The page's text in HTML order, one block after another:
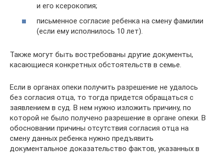
и его ксерокопия;
письменное согласие ребенка на смену фамилии
(если ему исполнилось 10 лет).
Также могут быть востребованы другие документы,
касающиеся конкретных обстоятельств в семье.
Если в органах опеки получить разрешение не удалось
без согласия отца, то тогда придется обращаться с
заявлением в суд. В нем нужно изложить причину, по
которой не было получено разрешение в органе опеки. В
обосновании причины отсутствия согласия отца на
смену данных ребенка нужно предъявить
документальное доказательство фактов, указанных в